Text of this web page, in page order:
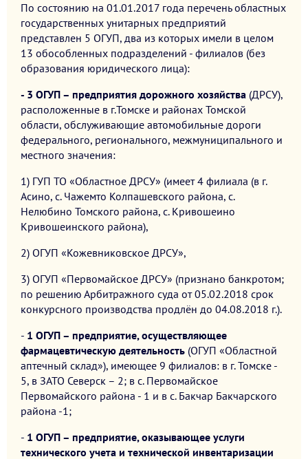
По состоянию на 01.01.2017 года перечень областных
государственных унитарных предприятий
представлен 5 ОГУП, два из которых имели в целом
13 обособленных подразделений - филиалов (без
образования юридического лица):
- 3 ОГУП – предприятия дорожного хозяйства (ДРСУ),
расположенные в г.Томске и районах Томской
области, обслуживающие автомобильные дороги
федерального, регионального, межмуниципального и
местного значения:
1) ГУП ТО «Областное ДРСУ» (имеет 4 филиала (в г.
Асино, с. Чажемто Колпашевского района, с.
Нелюбино Томского района, с. Кривошеино
Кривошеинского района),
2) ОГУП «Кожевниковское ДРСУ»,
3) ОГУП «Первомайское ДРСУ» (признано банкротом;
по решению Арбитражного суда от 05.02.2018 срок
конкурсного производства продлён до 04.08.2018 г.).
- 1 ОГУП – предприятие, осуществляющее
фармацевтическую деятельность (ОГУП «Областной
аптечный склад»), имеющее 9 филиалов: в г. Томске -
5, в ЗАТО Северск – 2; в с. Первомайское
Первомайского района - 1 и в с. Бакчар Бакчарского
района -1;
- 1 ОГУП – предприятие, оказывающее услуги
технического учета и технической инвентаризации